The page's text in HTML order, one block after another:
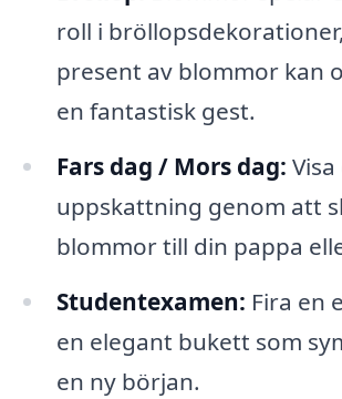
roll i
present av blommor kan
en fantastisk gest.
Fars dag / Mors dag:
uppskattning genom att
blommor till din pappa
Studentexamen: Fira en
en elegant bukett som
en ny början.